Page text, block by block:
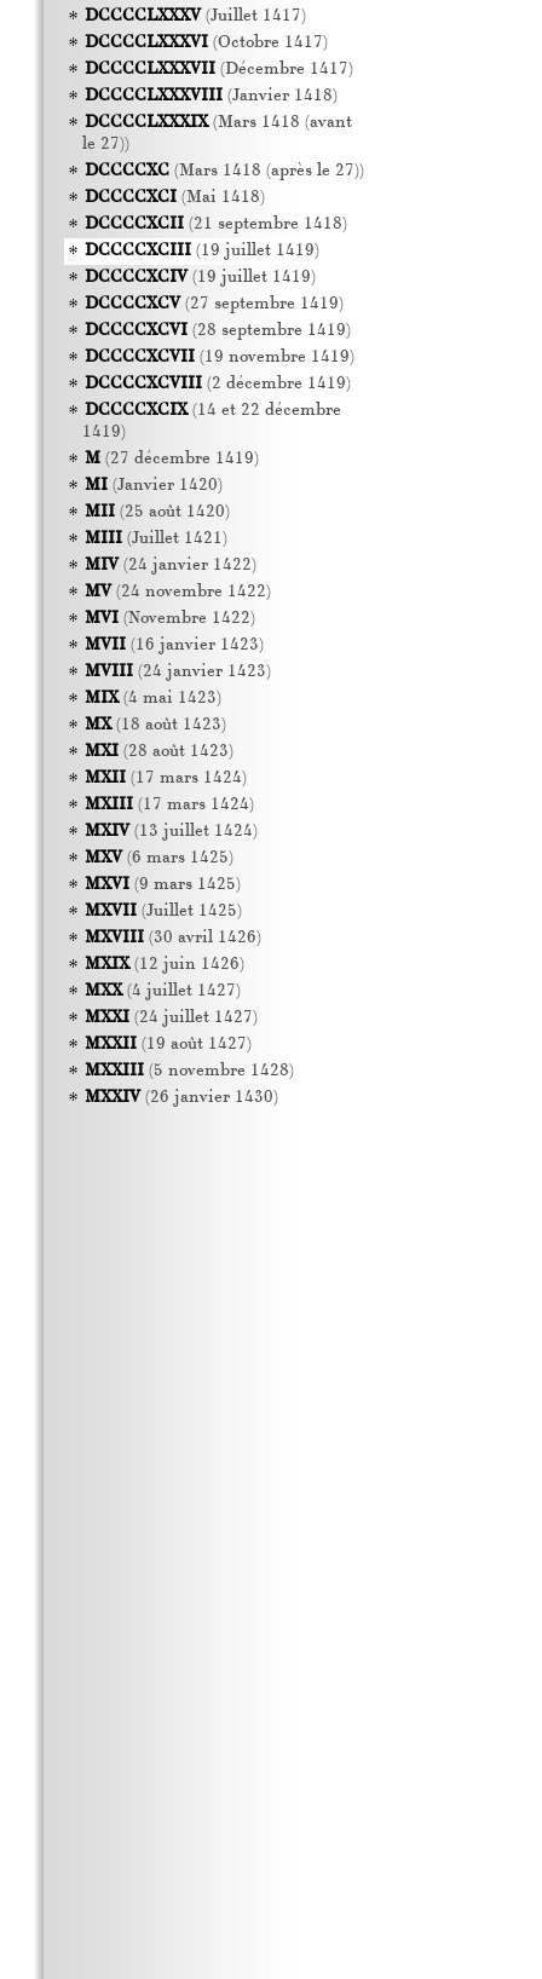
DCCCCLXXXV(Juillet 1417)
DCCCCLXXXVI(Octobre 1417)
DCCCCLXXXVII(Décembre 1417)
DCCCCLXXXVIII(Janvier 1418)
DCCCCLXXXIX(Mars 1418 (avant
le 27))
DCCCCXC(Mars 1418 (après le 27))
DCCCCXCI(Mai 1418)
DCCCCXCII(21 septembre 1418)
DCCCCXCIII(19 juillet 1419)
DCCCCXCIV(19 juillet 1419)
DCCCCXCV(27 septembre 1419)
DCCCCXCVI(28 septembre 1419)
DCCCCXCVII(19 novembre 1419)
DCCCCXCVIII(2 décembre 1419)
DCCCCXCIX(14 et 22 décembre
1419)
M(27 décembre 1419)
MI(Janvier 1420)
MII(25 août 1420)
MIII(Juillet 1421)
MIV(24 janvier 1422)
MV(24 novembre 1422)
MVI(Novembre 1422)
MVII(16 janvier 1423)
MVIII(24 janvier 1423)
MIX(4 mai 1423)
MX(18 août 1423)
MXI(28 août 1423)
MXII(17 mars 1424)
MXIII(17 mars 1424)
MXIV(13 juillet 1424)
MXV(6 mars 1425)
MXVI(9 mars 1425)
MXVII(Juillet 1425)
MXVIII(30 avril 1426)
MXIX(12 juin 1426)
MXX(4 juillet 1427)
MXXI(24 juillet 1427)
MXXII(19 août 1427)
MXXIII(5 novembre 1428)
MXXIV(26 janvier 1430)